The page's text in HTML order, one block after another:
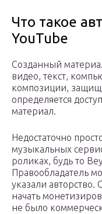
Что такое
YouTube
Созданный
видео, текст,
композиции,
определяется
материал.
Недостаточно
музыкальных
роликах, будь то
Правообладатель
указали авторство.
начать
не было